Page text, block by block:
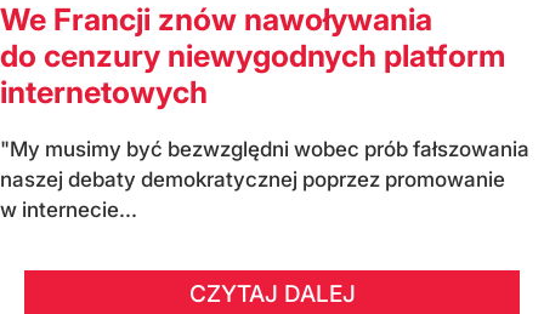
We Francji znów nawoływania
do cenzury niewygodnych platform
internetowych
"My musimy być bezwzględni wobec prób fałszowania
naszej debaty demokratycznej poprzez promowanie
w internecie...
CZYTAJ DALEJ